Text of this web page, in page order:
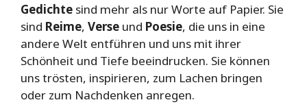
Gedichte sind mehr als nur Worte auf Papier. Sie
sind Reime, Verse und Poesie, die uns in eine
andere Welt entführen und uns mit ihrer
Schönheit und Tiefe beeindrucken. Sie können
uns trösten, inspirieren, zum Lachen bringen
oder zum Nachdenken anregen.